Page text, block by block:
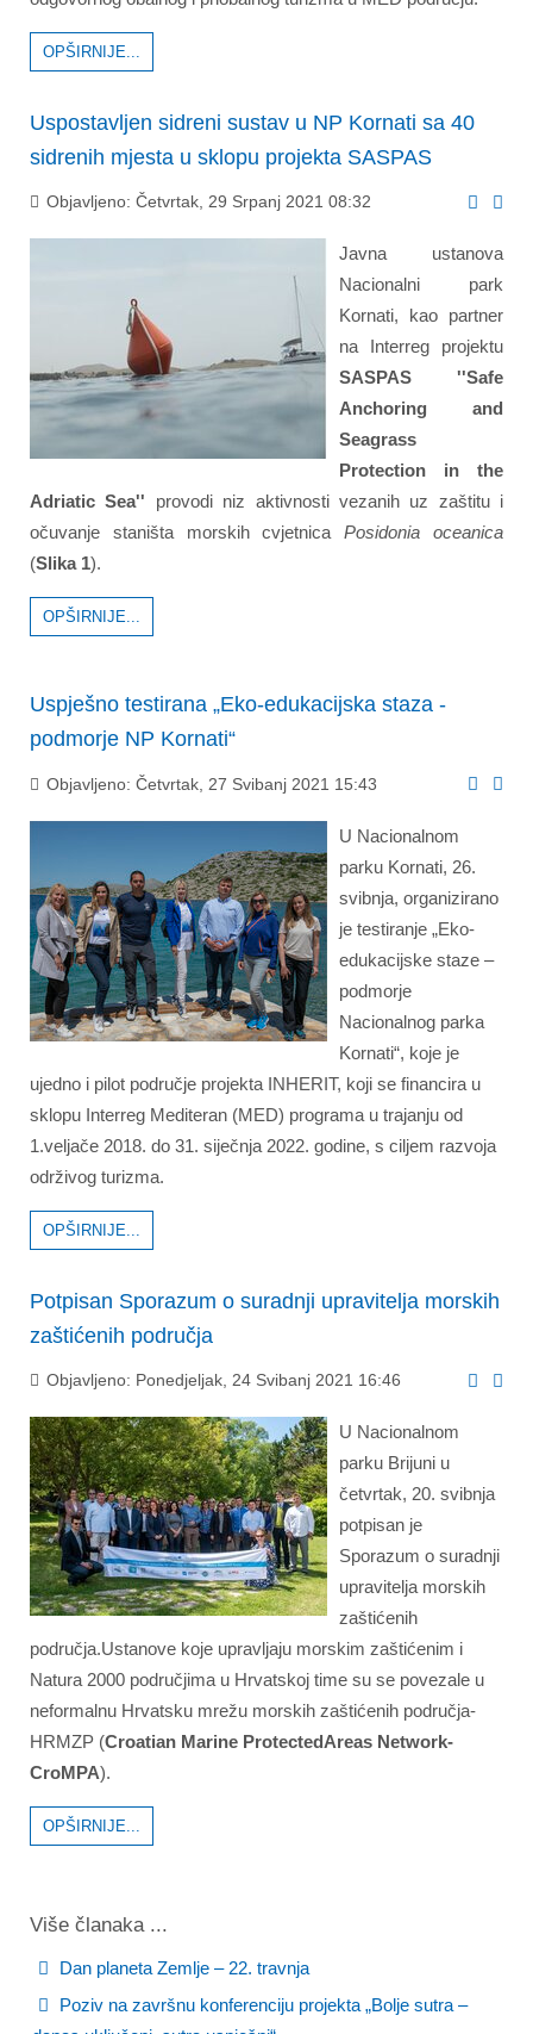
OPŠIRNIJE...
Uspostavljen sidreni sustav u NP Kornati sa 40
sidrenih mjesta u sklopu projekta SASPAS
Objavljeno: Četvrtak, 29 Srpanj 2021 08:32
Javna ustanova
Nacionalni park
Kornati, kao partner
na Interreg projektu
SASPAS ''Safe
Anchoring and
Seagrass
Protection in the
Adriatic Sea'' provodi niz aktivnosti vezanih uz zaštitu i
očuvanje staništa morskih cvjetnicaPosidonia oceanica
(Slika 1).
OPŠIRNIJE...
Uspješno testirana „Eko-edukacijska staza -
podmorje NP Kornati“
Objavljeno: Četvrtak, 27 Svibanj 2021 15:43
U Nacionalnom
parku Kornati, 26.
svibnja, organizirano
je testiranje „Eko-
edukacijske staze –
podmorje
Nacionalnog parka
Kornati“, koje je
ujedno i pilot područje projekta INHERIT, koji se financira u
sklopu Interreg Mediteran (MED) programa u trajanju od
1.veljače 2018. do 31. siječnja 2022. godine, s ciljem razvoja
održivog turizma.
OPŠIRNIJE...
Potpisan Sporazum o suradnji upravitelja morskih
zaštićenih područja
Objavljeno: Ponedjeljak, 24 Svibanj 2021 16:46
U Nacionalnom
parku Brijuni u
četvrtak, 20. svibnja
potpisan je
Sporazum o suradnji
upravitelja morskih
zaštićenih
područja.Ustanove koje upravljaju morskim zaštićenim i
Natura 2000 područjima u Hrvatskoj time su se povezale u
neformalnu Hrvatsku mrežu morskih zaštićenih područja-
HRMZP (Croatian Marine ProtectedAreas Network-
CroMPA).
OPŠIRNIJE...
Više članaka ...
Dan planeta Zemlje – 22. travnja
Poziv na završnu konferenciju projekta „Bolje sutra –